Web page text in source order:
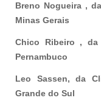
Breno Nogueira ,
Minas Gerais
Chico Ribeiro , da
Pernambuco
Leo Sassen, da
Grande do Sul